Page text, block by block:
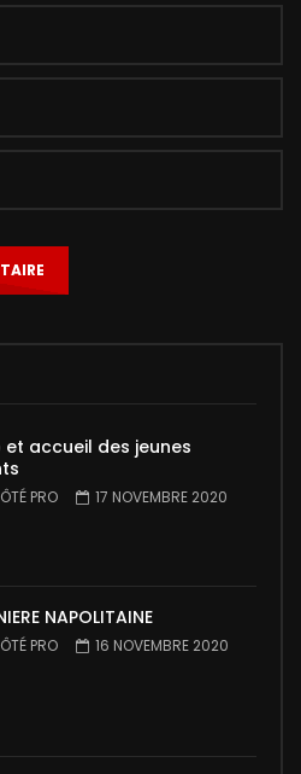
et accueil des jeunes
PRO 17 NOVEMBRE 2020
NAPOLITAINE
PRO 16 NOVEMBRE 2020